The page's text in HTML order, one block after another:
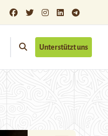
Unterstützt uns